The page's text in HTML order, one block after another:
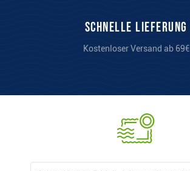
Schnelle Lieferung
Kostenloser Versand ab 69€